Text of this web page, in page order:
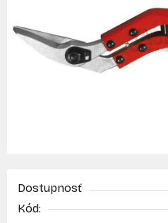
Dostupnosť
Kód: